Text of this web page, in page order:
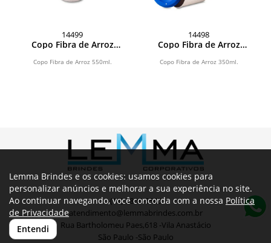
14499
Copo Fibra de Arroz
Copo Fibra de Arroz 550ml.
14498
Copo Fibra de Arroz
Copo Fibra de Arroz 350ml.
(11) 3804-6540
atendimento@lemmabrindes.com.br
Rua Bartholomeu Paes,618 -Vila Anastácio
São Paulo -São Paulo
Lemma Brindes e os cookies: usamos cookies para
personalizar anúncios e melhorar a sua experiência no site.
Ao continuar navegando, você concorda com a nossa Política
de Privacidade
Entendi